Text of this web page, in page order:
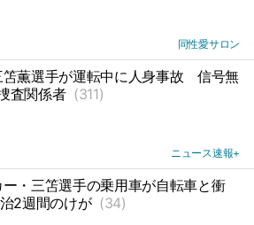
同性愛サロン
笘薫選手が運転中に人身事故
信号無
査関係者 (311)
ニュース速報+
ー・三笘選手の乗用車が自転車と衝
2週間のけが (34)